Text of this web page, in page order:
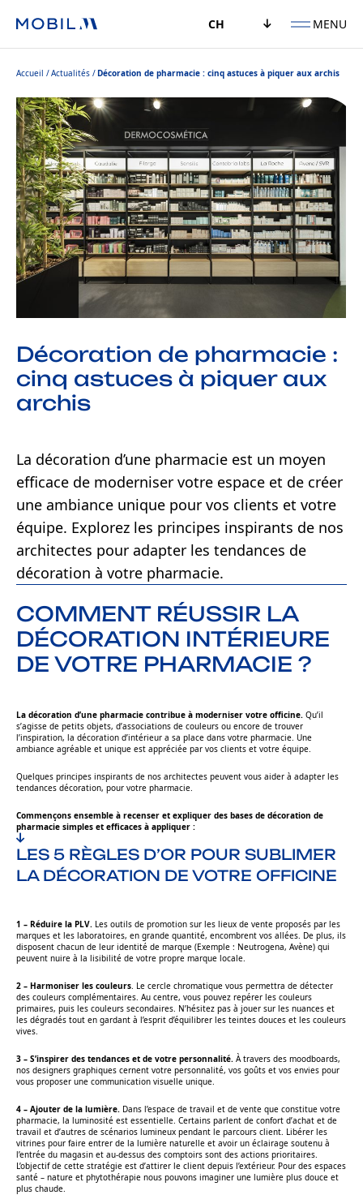
CH MENU
Accueil Actualités Décoration de pharmacie : cinq astuces à piquer aux archis
Décoration de pharmacie :
cinq astuces à piquer aux
archis
La décoration d’une pharmacie est un moyen
efficace de moderniser votre espace et de créer
une ambiance unique pour vos clients et votre
équipe. Explorez les principes inspirants de nos
architectes pour adapter les tendances de
décoration à votre pharmacie.
COMMENT RÉUSSIR LA
DÉCORATION INTÉRIEURE
DE VOTRE PHARMACIE ?
La décoration d’une pharmacie contribue à moderniser votre officine. Qu’il
s’agisse de petits objets, d’associations de couleurs ou encore de trouver
l’inspiration, la décoration d’intérieur a sa place dans votre pharmacie. Une
ambiance agréable et unique est appréciée par vos clients et votre équipe.
Quelques principes inspirants de nos architectes peuvent vous aider à adapter les
tendances décoration, pour votre pharmacie.
Commençons ensemble à recenser et expliquer des bases de décoration de
pharmacie simples et efficaces à appliquer :
LES 5 RÈGLES D’OR POUR SUBLIMER
LA DÉCORATION DE VOTRE OFFICINE
1 – Réduire la PLV. Les outils de promotion sur les lieux de vente proposés par les
marques et les laboratoires, en grande quantité, encombrent vos allées. De plus, ils
disposent chacun de leur identité de marque (Exemple : Neutrogena, Avène) qui
peuvent nuire à la lisibilité de votre propre marque locale.
2 – Harmoniser les couleurs. Le cercle chromatique vous permettra de détecter
des couleurs complémentaires. Au centre, vous pouvez repérer les couleurs
primaires, puis les couleurs secondaires. N’hésitez pas à jouer sur les nuances et
les dégradés tout en gardant à l’esprit d’équilibrer les teintes douces et les couleurs
vives.
3 – S’inspirer des tendances et de votre personnalité. À travers des moodboards,
nos designers graphiques cernent votre personnalité, vos goûts et vos envies pour
vous proposer une communication visuelle unique.
4 – Ajouter de la lumière. Dans l’espace de travail et de vente que constitue votre
pharmacie, la luminosité est essentielle. Certains parlent de confort d’achat et de
travail et d’autres de scénarios lumineux pendant le parcours client. Libérer les
vitrines pour faire entrer de la lumière naturelle et avoir un éclairage soutenu à
l’entrée du magasin et au-dessus des comptoirs sont des actions prioritaires.
L’objectif de cette stratégie est d’attirer le client depuis l’extérieur. Pour des espaces
santé – nature et phytothérapie nous pouvons imaginer une lumière plus douce et
plus chaude.